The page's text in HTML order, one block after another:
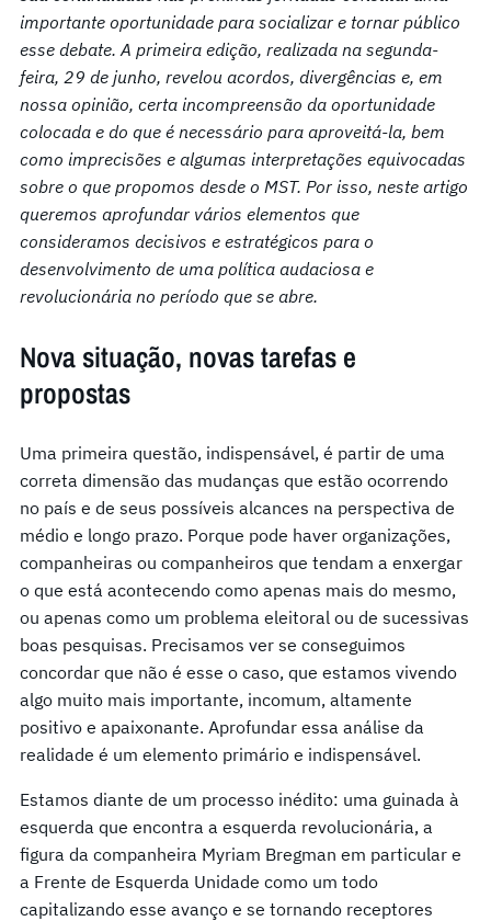
importante oportunidade para socializar e tornar público
esse debate. A primeira edição, realizada na segunda-
feira, 29 de junho, revelou acordos, divergências e, em
nossa opinião, certa incompreensão da oportunidade
colocada e do que é necessário para aproveitá-la, bem
como imprecisões e algumas interpretações equivocadas
sobre o que propomos desde o MST. Por isso, neste artigo
queremos aprofundar vários elementos que
consideramos decisivos e estratégicos para o
desenvolvimento de uma política audaciosa e
revolucionária no período que se abre.
Nova situação, novas tarefas e
propostas
Uma primeira questão, indispensável, é partir de uma
correta dimensão das mudanças que estão ocorrendo
no país e de seus possíveis alcances na perspectiva de
médio e longo prazo. Porque pode haver organizações,
companheiras ou companheiros que tendam a enxergar
o que está acontecendo como apenas mais do mesmo,
ou apenas como um problema eleitoral ou de sucessivas
boas pesquisas. Precisamos ver se conseguimos
concordar que não é esse o caso, que estamos vivendo
algo muito mais importante, incomum, altamente
positivo e apaixonante. Aprofundar essa análise da
realidade é um elemento primário e indispensável.
Estamos diante de um processo inédito: uma guinada à
esquerda que encontra a esquerda revolucionária, a
figura da companheira Myriam Bregman em particular e
a Frente de Esquerda Unidade como um todo
capitalizando esse avanço e se tornando receptores